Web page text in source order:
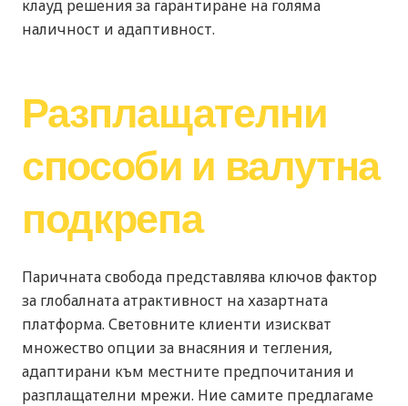
клауд решения за гарантиране на голяма
наличност и адаптивност.
Разплащателни
способи и валутна
подкрепа
Паричната свобода представлява ключов фактор
за глобалната атрактивност на хазартната
платформа. Световните клиенти изискват
множество опции за внасяния и тегления,
адаптирани към местните предпочитания и
разплащателни мрежи. Ние самите предлагаме